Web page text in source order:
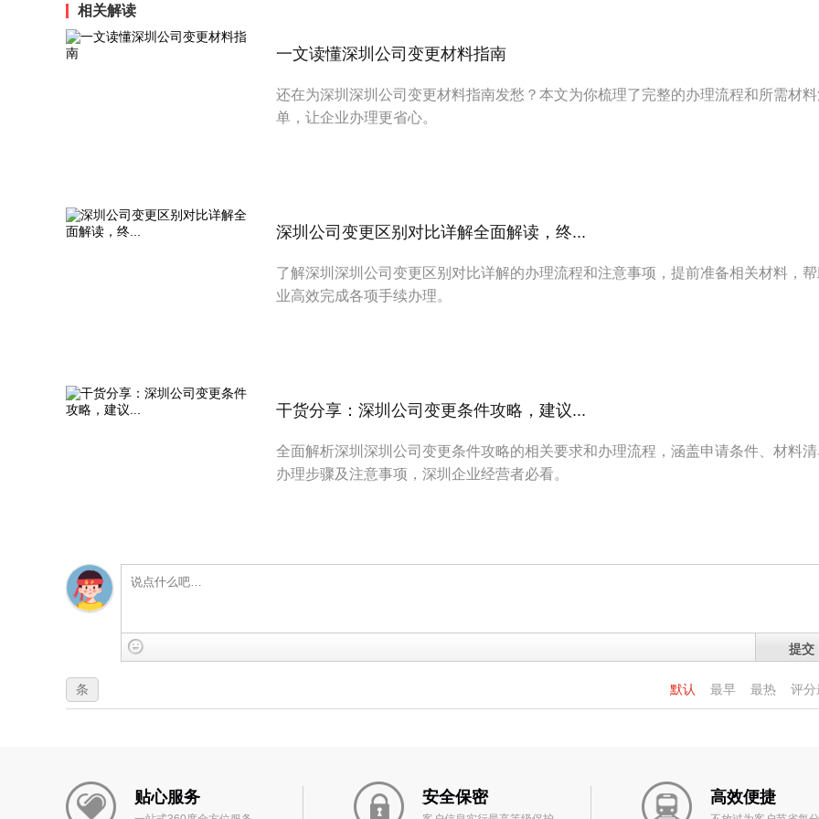
相关解读
一文读懂深圳公司变更材料指南
还在为深圳深圳公司变更材料指南发愁？本文为你梳理了完整的办理流程和所需材
单，让企业办理更省心。
深圳公司变更区别对比详解全面解读，终...
了解深圳深圳公司变更区别对比详解的办理流程和注意事项，提前准备相关材料，
业高效完成各项手续办理。
干货分享：深圳公司变更条件攻略，建议...
全面解析深圳深圳公司变更条件攻略的相关要求和办理流程，涵盖申请条件、材料
办理步骤及注意事项，深圳企业经营者必看。
提交
默认 最早 最热 评分
条
贴心服务 安全保密 高效便捷